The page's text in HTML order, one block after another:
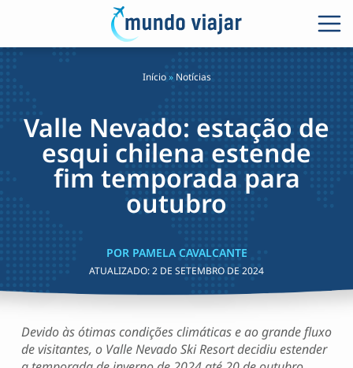
Início» Notícias
Valle Nevado: estação de
esqui chilena estende
fim temporada para
outubro
POR PAMELA CAVALCANTE
ATUALIZADO:2 DE SETEMBRO DE 2024
Devido às ótimas condições climáticas e ao grande fluxo
de visitantes, o Valle Nevado Ski Resort decidiu estender